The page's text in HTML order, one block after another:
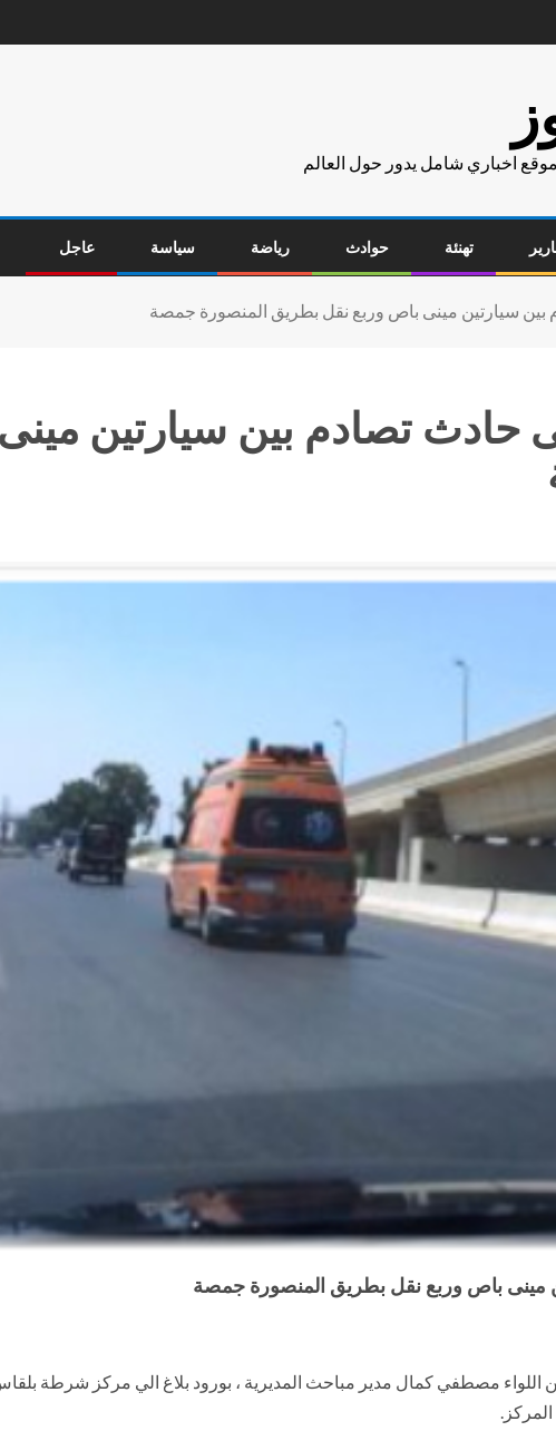
اخباري شامل يدور حول العالم
تهنئة حوادث رياضة سياسة عاجل
اثنين وإصابة 8 فى حادث تصادم بين
اللواء مصطفي كمال مدير مباحث المديرية ، بورود بلاغ الي مركز شرطة